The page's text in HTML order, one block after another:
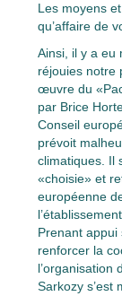
Les moyens
qu’affaire de
Ainsi, il y a eu
réjouies notre
œuvre du
par Brice
Conseil
prévoit
climatiques. Il
«choisie» et
européenne
Prenant appui
renforcer la
Sarkozy s’est